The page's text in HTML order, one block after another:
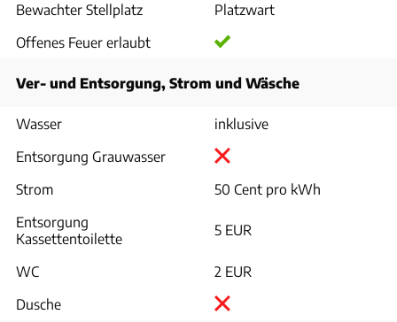
Bewachter Stellplatz
Platzwart
Offenes Feuer erlaubt
Ver- und Entsorgung, Strom und Wäsche
Wasser
inklusive
Entsorgung Grauwasser
Strom
50 Cent pro kWh
Entsorgung
Kassettentoilette
5 EUR
WC
2 EUR
Dusche